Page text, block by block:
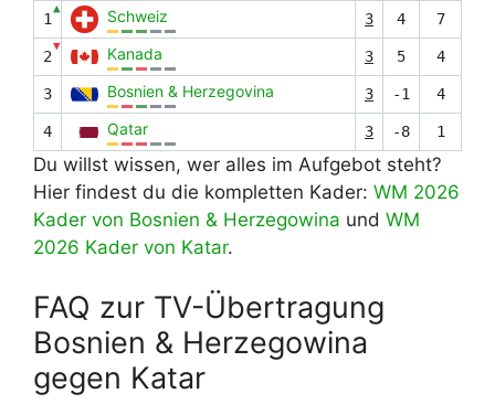
1
▲ Schweiz 3 4 7
2
▼ Kanada 3 5 4
3 Bosnien & Herzegovina 3 -1 4
4 Qatar 3 -8 1
Du willst wissen, wer alles im Aufgebot steht?
Hier findest du die kompletten Kader: WM 2026
Kader von Bosnien & Herzegowina und WM
2026 Kader von Katar.
FAQ zur TV-Übertragung
Bosnien & Herzegowina
gegen Katar